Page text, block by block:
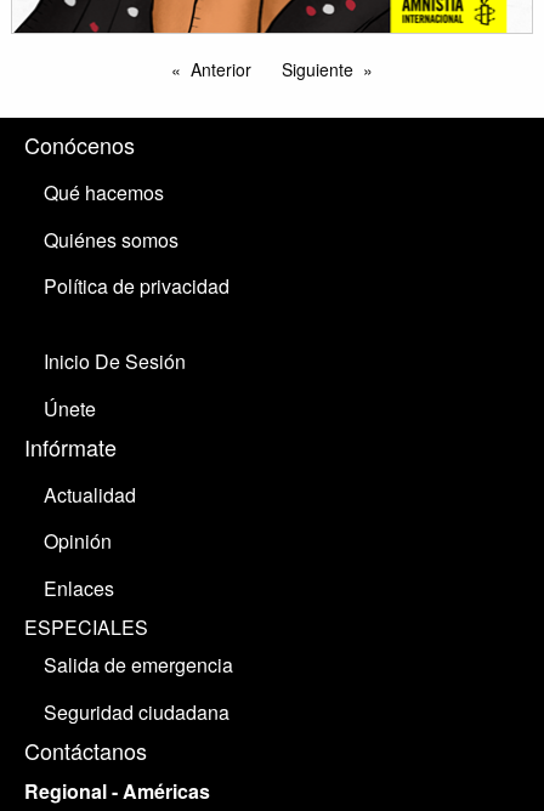
Anterior Siguiente
Conócenos
Qué hacemos
Quiénes somos
Política de privacidad
Inicio De Sesión
Únete
Infórmate
Actualidad
Opinión
Enlaces
ESPECIALES
Salida de emergencia
Seguridad ciudadana
Contáctanos
Regional - Américas